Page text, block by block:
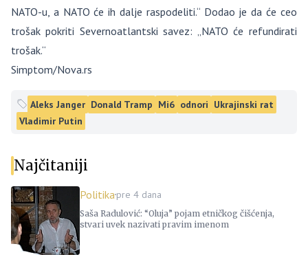
NATO-u, a NATO će ih dalje raspodeliti.“ Dodao je da će ceo
trošak pokriti Severnoatlantski savez: „NATO će refundirati
trošak.“
Simptom/Nova.rs
Aleks Janger Donald Tramp Mi6 odnori Ukrajinski rat
Vladimir Putin
Najčitaniji
Politika pre 4 dana
Saša Radulović: “Oluja” pojam etničkog čišćenja,
stvari uvek nazivati pravim imenom